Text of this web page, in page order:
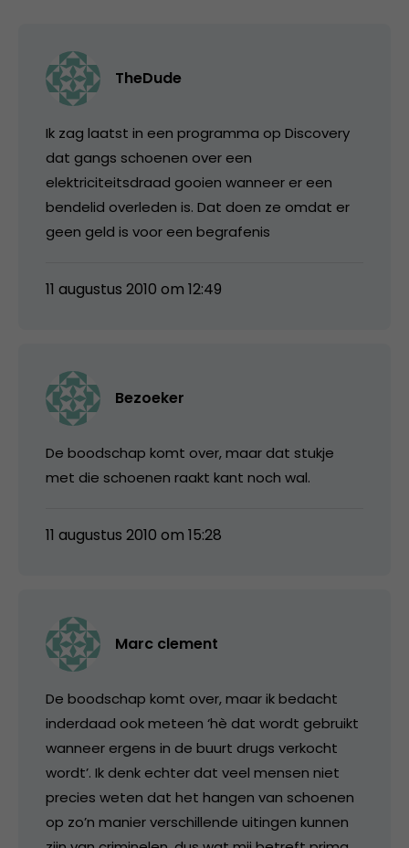
TheDude
Ik zag laatst in een programma op Discovery
dat gangs schoenen over een
elektriciteitsdraad gooien wanneer er een
bendelid overleden is. Dat doen ze omdat er
geen geld is voor een begrafenis
11 augustus 2010 om 12:49
Bezoeker
De boodschap komt over, maar dat stukje
met die schoenen raakt kant noch wal.
11 augustus 2010 om 15:28
Marc clement
De boodschap komt over, maar ik bedacht
inderdaad ook meteen ‘hè dat wordt gebruikt
wanneer ergens in de buurt drugs verkocht
wordt’. Ik denk echter dat veel mensen niet
precies weten dat het hangen van schoenen
op zo’n manier verschillende uitingen kunnen